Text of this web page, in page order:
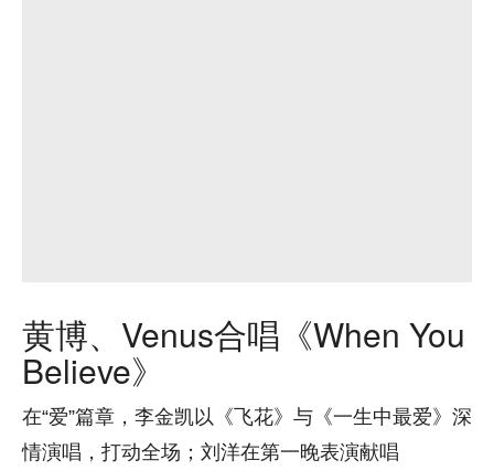
黄博、Venus合唱《When You
Believe》
在“爱”篇章，李金凯以《飞花》与《一生中最爱》深
情演唱，打动全场；刘洋在第一晚表演献唱